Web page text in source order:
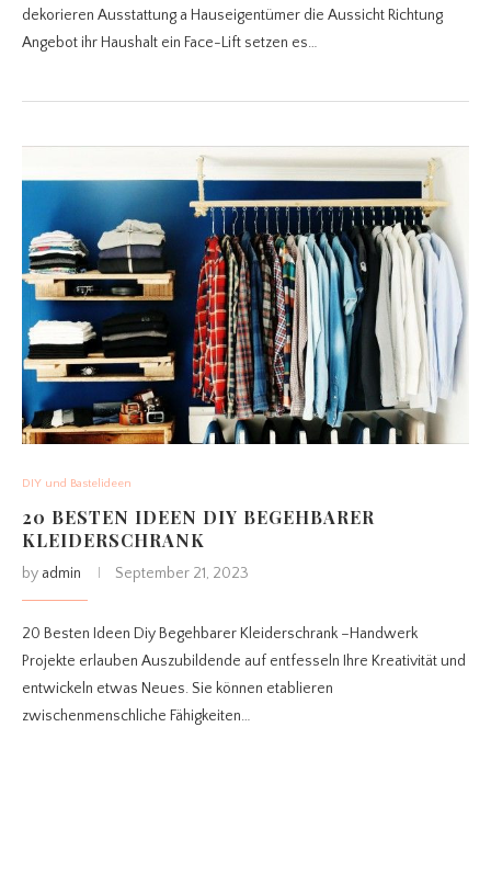
dekorieren Ausstattung a Hauseigentümer die Aussicht Richtung
Angebot ihr Haushalt ein Face-Lift setzen es…
DIY und Bastelideen
20 BESTEN IDEEN DIY BEGEHBARER
KLEIDERSCHRANK
by admin September 21, 2023
20 Besten Ideen Diy Begehbarer Kleiderschrank –Handwerk
Projekte erlauben Auszubildende auf entfesseln Ihre Kreativität und
entwickeln etwas Neues. Sie können etablieren
zwischenmenschliche Fähigkeiten…